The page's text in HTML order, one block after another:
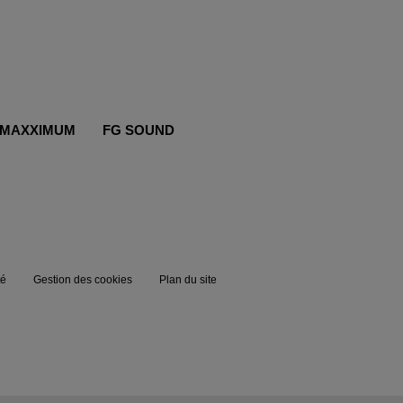
FG SOUND
Gestion des cookies Plan du site